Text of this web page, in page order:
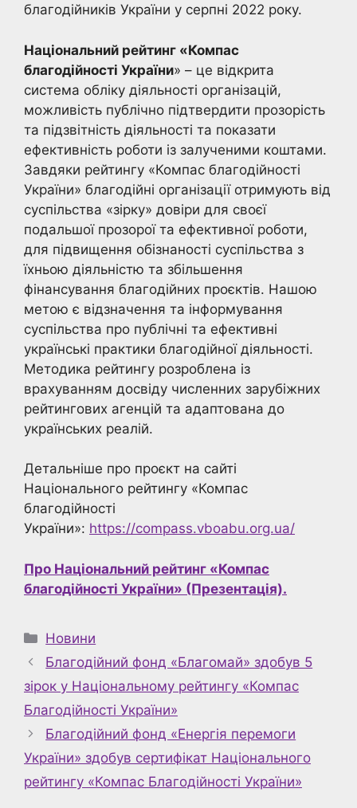
благодійників України у серпні 2022 року.
Національний рейтинг «Компас
благодійності України» – це відкрита
система обліку діяльності організацій,
можливість публічно підтвердити прозорість
та підзвітність діяльності та показати
ефективність роботи із залученими коштами.
Завдяки рейтингу «Компас благодійності
України» благодійні організації отримують від
суспільства «зірку» довіри для своєї
подальшої прозорої та ефективної роботи,
для підвищення обізнаності суспільства з
їхньою діяльністю та збільшення
фінансування благодійних проєктів. Нашою
метою є відзначення та інформування
суспільства про публічні та ефективні
українські практики благодійної діяльності.
Методика рейтингу розроблена із
врахуванням досвіду численних зарубіжних
рейтингових агенцій та адаптована до
українських реалій.
Детальніше про проєкт на сайті
Національного рейтингу «Компас
благодійності
України»: https://compass.vboabu.org.ua/
Про Національний рейтинг «Компас
благодійності України» (Презентація).
Категорії
Новини
Благодійний фонд «Благомай» здобув 5
зірок у Національному рейтингу «Компас
Благодійності України»
Благодійний фонд «Енергія перемоги
України» здобув сертифікат Національного
рейтингу «Компас Благодійності України»